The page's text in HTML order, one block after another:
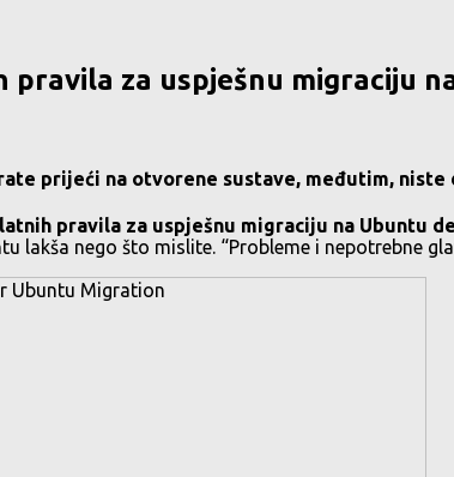
pravila za uspješnu migraciju
prijeći na otvorene sustave, međutim, niste
pravila za uspješnu migraciju na Ubuntu
lakša nego što mislite. “Probleme i nepotrebne